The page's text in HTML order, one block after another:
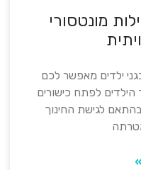
מונטסורי
ילדים מאפשר לכם
הילדים לפתח כישורים
לגישת החינוך